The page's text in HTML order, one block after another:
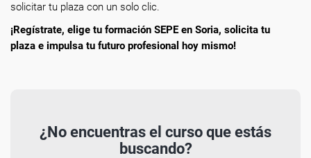
solicitar tu plaza con un solo clic.
¡Regístrate, elige tu formación SEPE en Soria, solicita tu
plaza e impulsa tu futuro profesional hoy mismo!
¿No encuentras el curso que estás
buscando?